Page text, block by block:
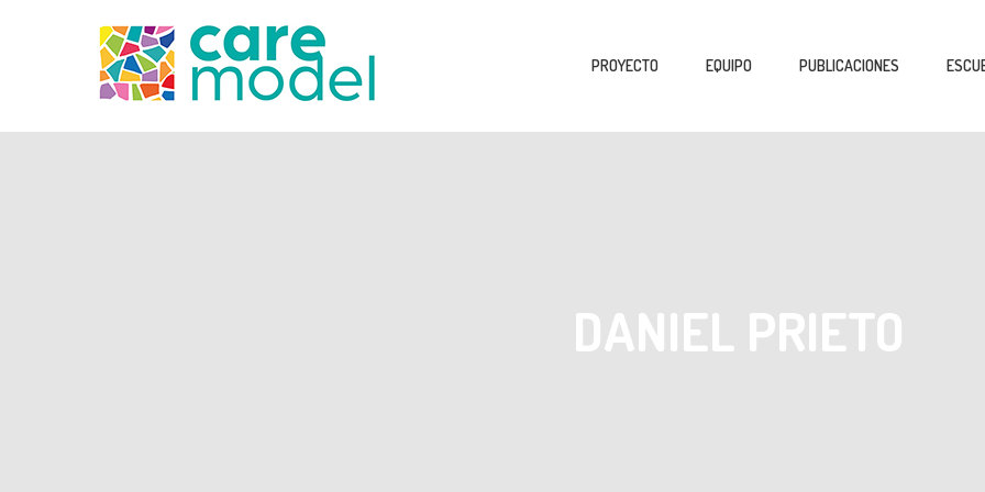
PROYECTO EQUIPO PUBLICACIONES
DANIEL PRIETO